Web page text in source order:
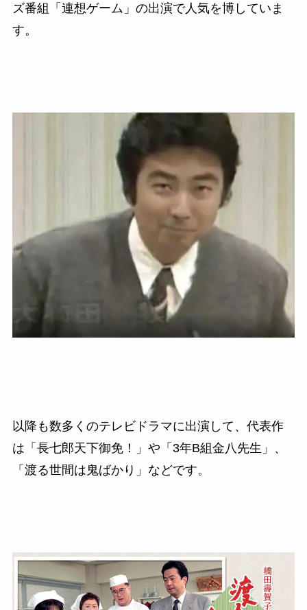
ズ番組「連想ゲーム」の出演で人気を博していま
す。
以降も数多くのテレビドラマに出演して、代表作
は「長七郎天下御免！」や「 3年B組金八先生」、
「渡る世間は鬼ばかり」などです。